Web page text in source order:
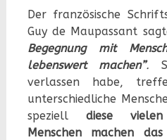
Der französische
Guy de Maupassant
Begegnung mit
lebenswert machen”.
verlassen habe,
unterschiedliche
speziell diese
Menschen machen